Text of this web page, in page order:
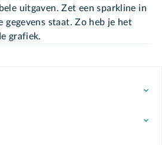
uitgaven. Zet een sparkline in
gegevens staat. Zo heb je het
grafiek.